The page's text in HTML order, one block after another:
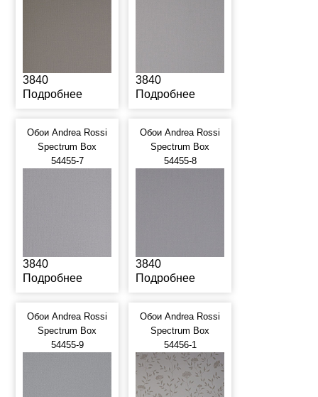
3840
Подробнее
3840
Подробнее
Обои Andrea Rossi
Spectrum Box
54455-7
3840
Подробнее
Обои Andrea Rossi
Spectrum Box
54455-8
3840
Подробнее
Обои Andrea Rossi
Spectrum Box
54455-9
Обои Andrea Rossi
Spectrum Box
54456-1